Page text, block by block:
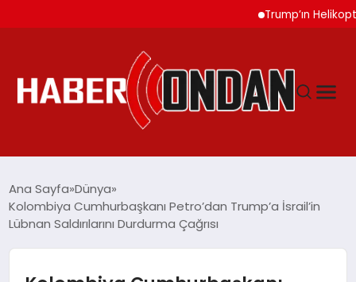
Trump’ın Helikopteri
SIYASET
DÜNYA
Ana Sayfa Dünya
Kolombiya Cumhurbaşkanı Petro’dan Trump’a İsrail’in
Lübnan Saldırılarını Durdurma Çağrısı